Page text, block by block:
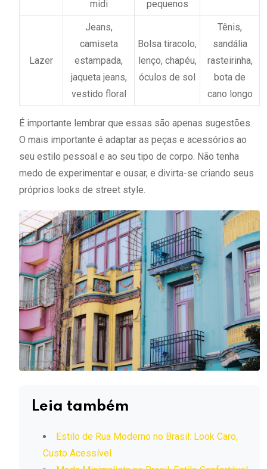
midi pequenos
Lazer
Jeans,
camiseta
estampada,
jaqueta jeans,
vestido floral
Bolsa tiracolo,
lenço, chapéu,
óculos de sol
Tênis,
sandália
rasteirinha,
bota de
cano longo
É importante lembrar que essas são apenas sugestões.
O mais importante é adaptar as peças e acessórios ao
seu estilo pessoal e ao seu tipo de corpo. Não tenha
medo de experimentar e ousar, e divirta-se criando seus
próprios looks de street style.
Leia também
Estilo de Rua Moderno no Brasil: Look Caro,
Custo Acessível